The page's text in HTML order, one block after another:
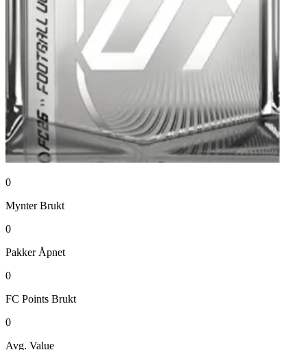
0
Mynter Brukt
0
Pakker Åpnet
0
FC Points Brukt
0
Avg. Value